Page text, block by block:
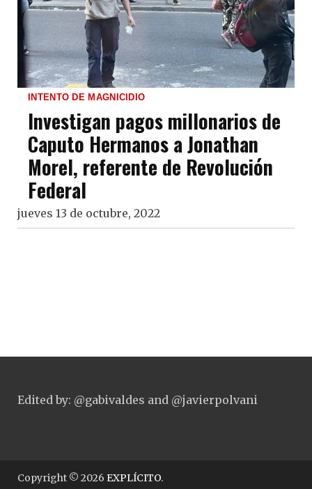
INTENTO DE MAGNICIDIO
Investigan pagos millonarios de
Caputo Hermanos a Jonathan
Morel, referente de Revolución
Federal
jueves 13 de octubre, 2022
Edited by: @gabivaldes and @javierpolvani
Copyright © 2026 EXPLÍCITO.